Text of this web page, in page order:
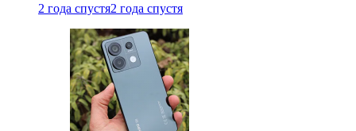
2 года спустя2 года спустя